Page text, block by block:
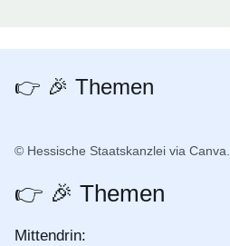
👉 🎉 Themen
© Hessische Staatskanzlei via
👉 🎉 Themen
Mittendrin: